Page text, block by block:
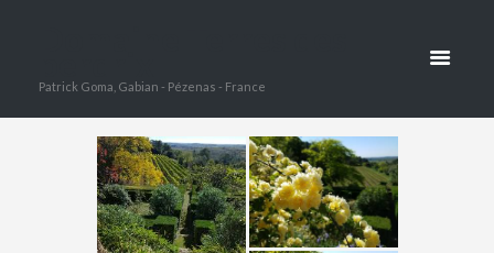
Patrick Goma, Gabian - Pézenas - France